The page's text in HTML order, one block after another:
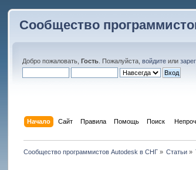
Сообщество
Добро пожаловать,Гость . Пожалуйста,войдите или
Начало Сайт Правила Помощь Поиск
Сообщество программистов Autodesk в СНГ» Статьи »